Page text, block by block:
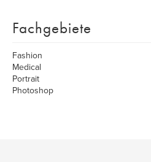
Fachgebiete
Fashion
Medical
Portrait
Photoshop